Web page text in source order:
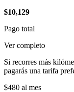
$10,129
Pago total
Ver completo
Si recorres más
pagarás una tarifa
$480 al mes